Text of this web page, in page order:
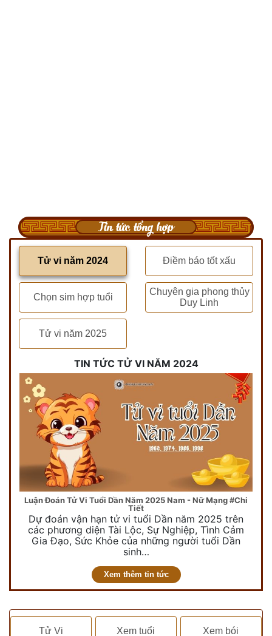
Tin tức tổng hợp
Tử vi năm 2024 Điềm báo tốt xấu
Chọn sim hợp tuổi
Chuyên gia phong thủy
Duy Linh
Tử vi năm 2025
TIN TỨC TỬ VI NĂM 2024
Luận Đoán Tử Vi Tuổi Dần Năm 2025 Nam - Nữ Mạng #Chi
Tiết
Dự đoán vận hạn tử vi tuổi Dần năm 2025 trên
các phương diện Tài Lộc, Sự Nghiệp, Tình Cảm
Gia Đạo, Sức Khỏe của những người tuổi Dần
sinh…
Xem thêm tin tức
Tử Vi Xem tuổi Xem bói